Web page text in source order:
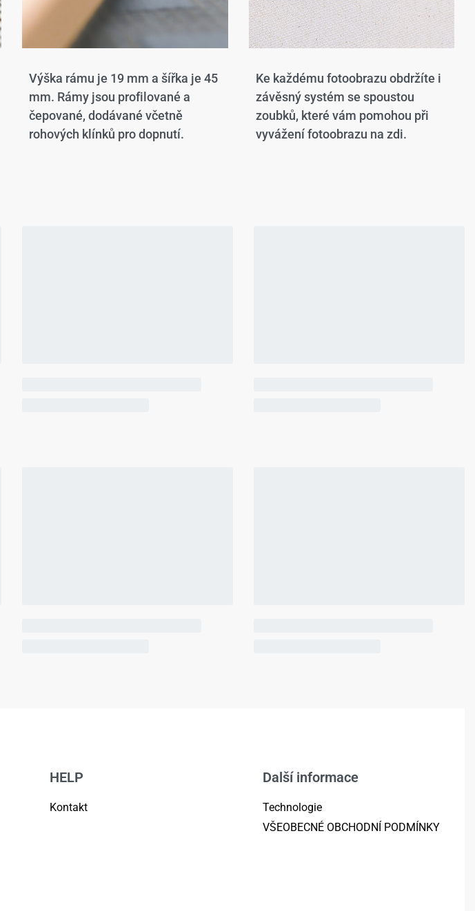
Výška rámu je 19 mm a šířka je 45
mm. Rámy jsou profilované a
čepované, dodávané včetně
rohových klínků pro dopnutí.
Ke každému fotoobrazu obdržíte i
závěsný systém se spoustou
zoubků, které vám pomohou při
vyvážení fotoobrazu na zdi.
HELP
Kontakt
Další informace
Technologie
VŠEOBECNÉ OBCHODNÍ PODMÍNKY